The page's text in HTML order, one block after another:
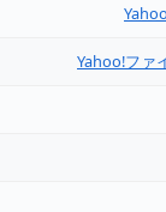
Yahoo!ファ